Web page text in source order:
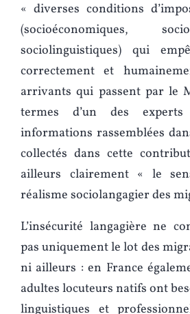
« diverses conditions
(socioéconomiques,
sociolinguistiques) qui
correctement et
arrivants qui passent par le
termes d’un des experts
informations rassemblées
collectés dans cette
ailleurs clairement « le
réalisme sociolangagier des
L’insécurité langagière ne
pas uniquement le lot des
ni ailleurs : en France
adultes locuteurs natifs ont
linguistiques et